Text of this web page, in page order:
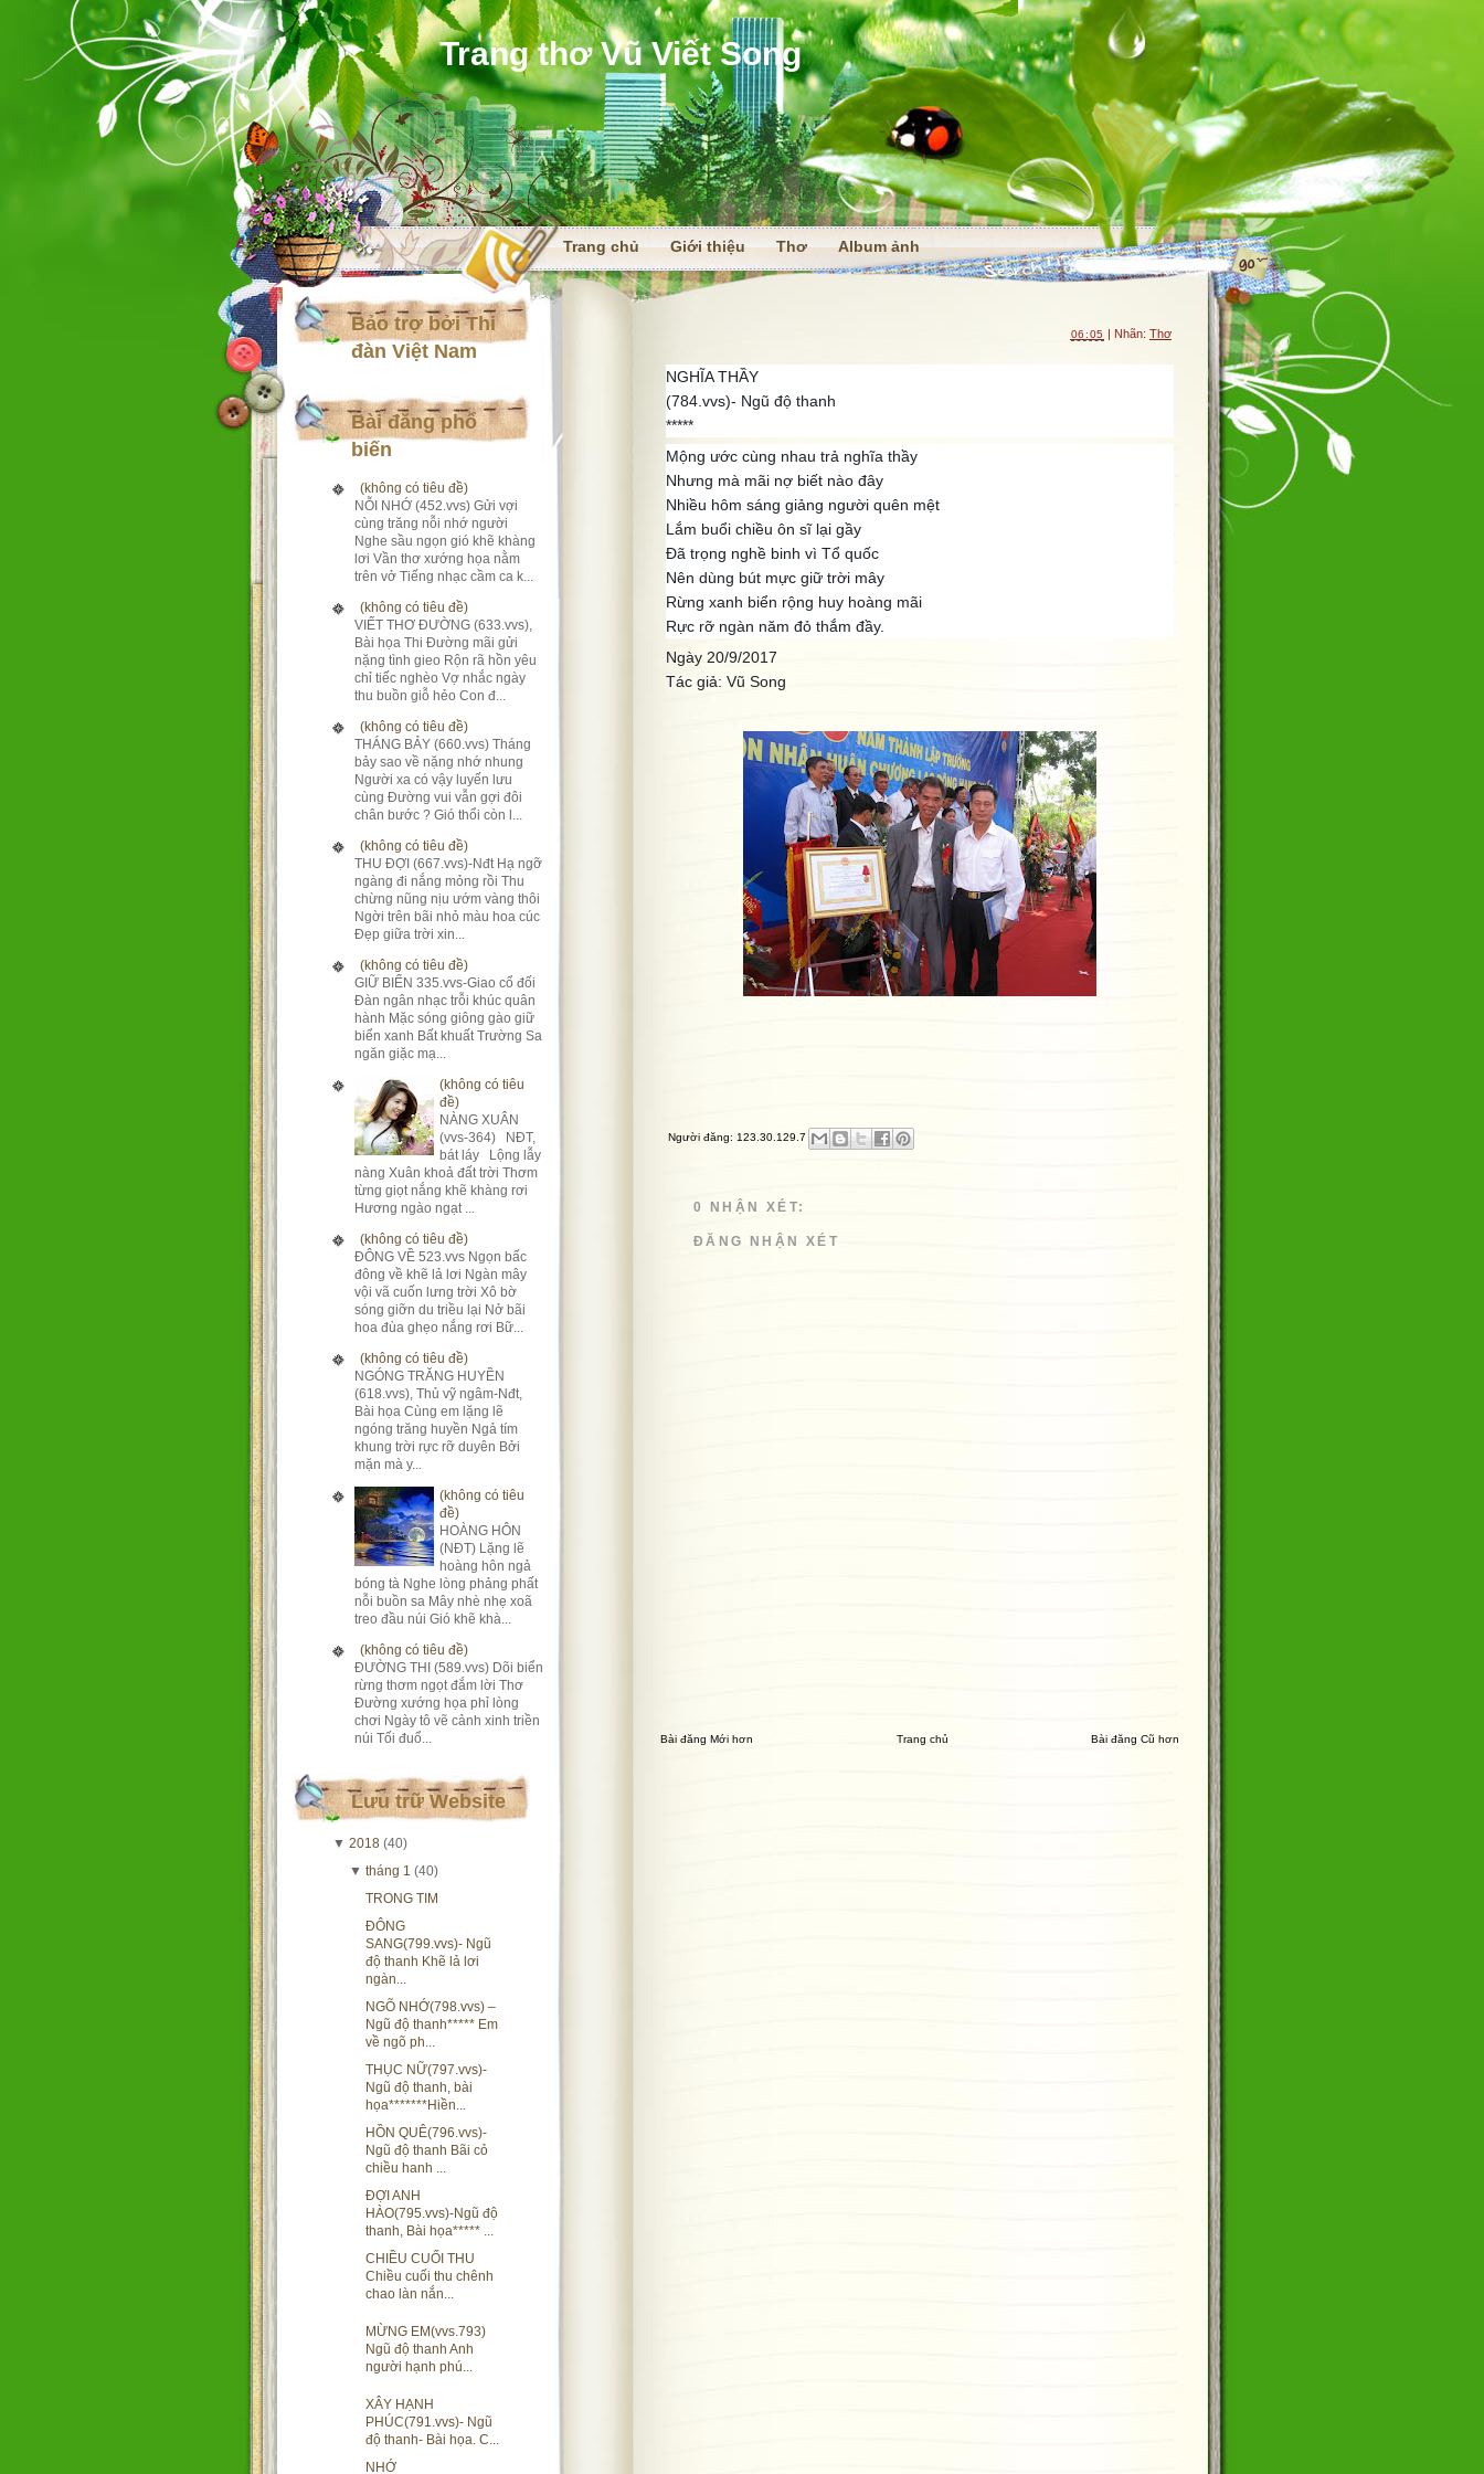
Trang thơ Vũ Viết Song
Trang chủ Giới thiệu Thơ Album ảnh
Bảo trợ bởi Thi
đàn Việt Nam
Bài đăng phổ
biến
(không có tiêu đề)
NỖI NHỚ (452.vvs) Gửi vợi
cùng trăng nỗi nhớ người
Nghe sầu ngọn gió khẽ khàng
lơi Vần thơ xướng họa nằm
trên vở Tiếng nhạc cầm ca k...
(không có tiêu đề)
VIẾT THƠ ĐƯỜNG (633.vvs),
Bài họa Thi Đường mãi gửi
nặng tình gieo Rộn rã hồn yêu
chỉ tiếc nghèo Vợ nhắc ngày
thu buồn giỗ hẻo Con đ...
(không có tiêu đề)
THÁNG BẢY (660.vvs) Tháng
bảy sao về nặng nhớ nhung
Người xa có vậy luyến lưu
cùng Đường vui vẫn gợi đôi
chân bước ? Gió thổi còn l...
(không có tiêu đề)
THU ĐỢI (667.vvs)-Nđt Hạ ngỡ
ngàng đi nắng mỏng rồi Thu
chừng nũng nịu ướm vàng thôi
Ngời trên bãi nhỏ màu hoa cúc
Đẹp giữa trời xin...
(không có tiêu đề)
GIỮ BIỂN 335.vvs-Giao cổ đối
Đàn ngân nhạc trỗi khúc quân
hành Mặc sóng giông gào giữ
biển xanh Bất khuất Trường Sa
ngăn giặc mạ...
(không có tiêu
đề)
NÀNG XUÂN
(vvs-364) NĐT,
bát láy Lộng lẫy
nàng Xuân khoả đất trời Thơm
từng giọt nắng khẽ khàng rơi
Hương ngào ngạt ...
(không có tiêu đề)
ĐÔNG VỀ 523.vvs Ngọn bấc
đông về khẽ lả lơi Ngàn mây
vội vã cuốn lưng trời Xô bờ
sóng giỡn du triều lại Nở bãi
hoa đùa ghẹo nắng rơi Bữ...
(không có tiêu đề)
NGÓNG TRĂNG HUYỀN
(618.vvs), Thủ vỹ ngâm-Nđt,
Bài họa Cùng em lặng lẽ
ngóng trăng huyền Ngả tím
khung trời rực rỡ duyên Bởi
mặn mà y...
(không có tiêu
đề)
HOÀNG HÔN
(NĐT) Lặng lẽ
hoàng hôn ngả
bóng tà Nghe lòng phảng phất
nỗi buồn sa Mây nhè nhẹ xoã
treo đầu núi Gió khẽ khà...
(không có tiêu đề)
ĐƯỜNG THI (589.vvs) Dõi biển
rừng thơm ngọt đắm lời Thơ
Đường xướng họa phỉ lòng
chơi Ngày tô vẽ cảnh xinh triền
núi Tối đuổ...
Lưu trữ Website
▼ 2018 (40)
▼ tháng 1 (40)
TRONG TIM
ĐÔNG
SANG(799.vvs)- Ngũ
độ thanh Khẽ lả lơi
ngàn...
NGÕ NHỚ(798.vvs) –
Ngũ độ thanh***** Em
về ngõ ph...
THỤC NỮ(797.vvs)-
Ngũ độ thanh, bài
họa*******Hiền...
HỒN QUÊ(796.vvs)-
Ngũ độ thanh Bãi cỏ
chiều hanh ...
ĐỢI ANH
HÀO(795.vvs)-Ngũ độ
thanh, Bài họa***** ...
CHIỀU CUỐI THU
Chiều cuối thu chênh
chao làn nắn...
MỪNG EM(vvs.793)
Ngũ độ thanh Anh
người hạnh phú...
XÂY HẠNH
PHÚC(791.vvs)- Ngũ
độ thanh- Bài họa. C...
NHỚ
06:05 | Nhãn: Thơ
NGHĨA THẦY
(784.vvs)- Ngũ độ thanh
*****
Mộng ước cùng nhau trả nghĩa thầy
Nhưng mà mãi nợ biết nào đây
Nhiều hôm sáng giảng người quên mệt
Lắm buổi chiều ôn sĩ lại gầy
Đã trọng nghề binh vì Tổ quốc
Nên dùng bút mực giữ trời mây
Rừng xanh biển rộng huy hoàng mãi
Rực rỡ ngàn năm đỏ thắm đầy.
Ngày 20/9/2017
Tác giả: Vũ Song
Người đăng: 123.30.129.7
0 NHẬN XÉT:
ĐĂNG NHẬN XÉT
Bài đăng Mới hơn Bài đăng Cũ hơn
Trang chủ